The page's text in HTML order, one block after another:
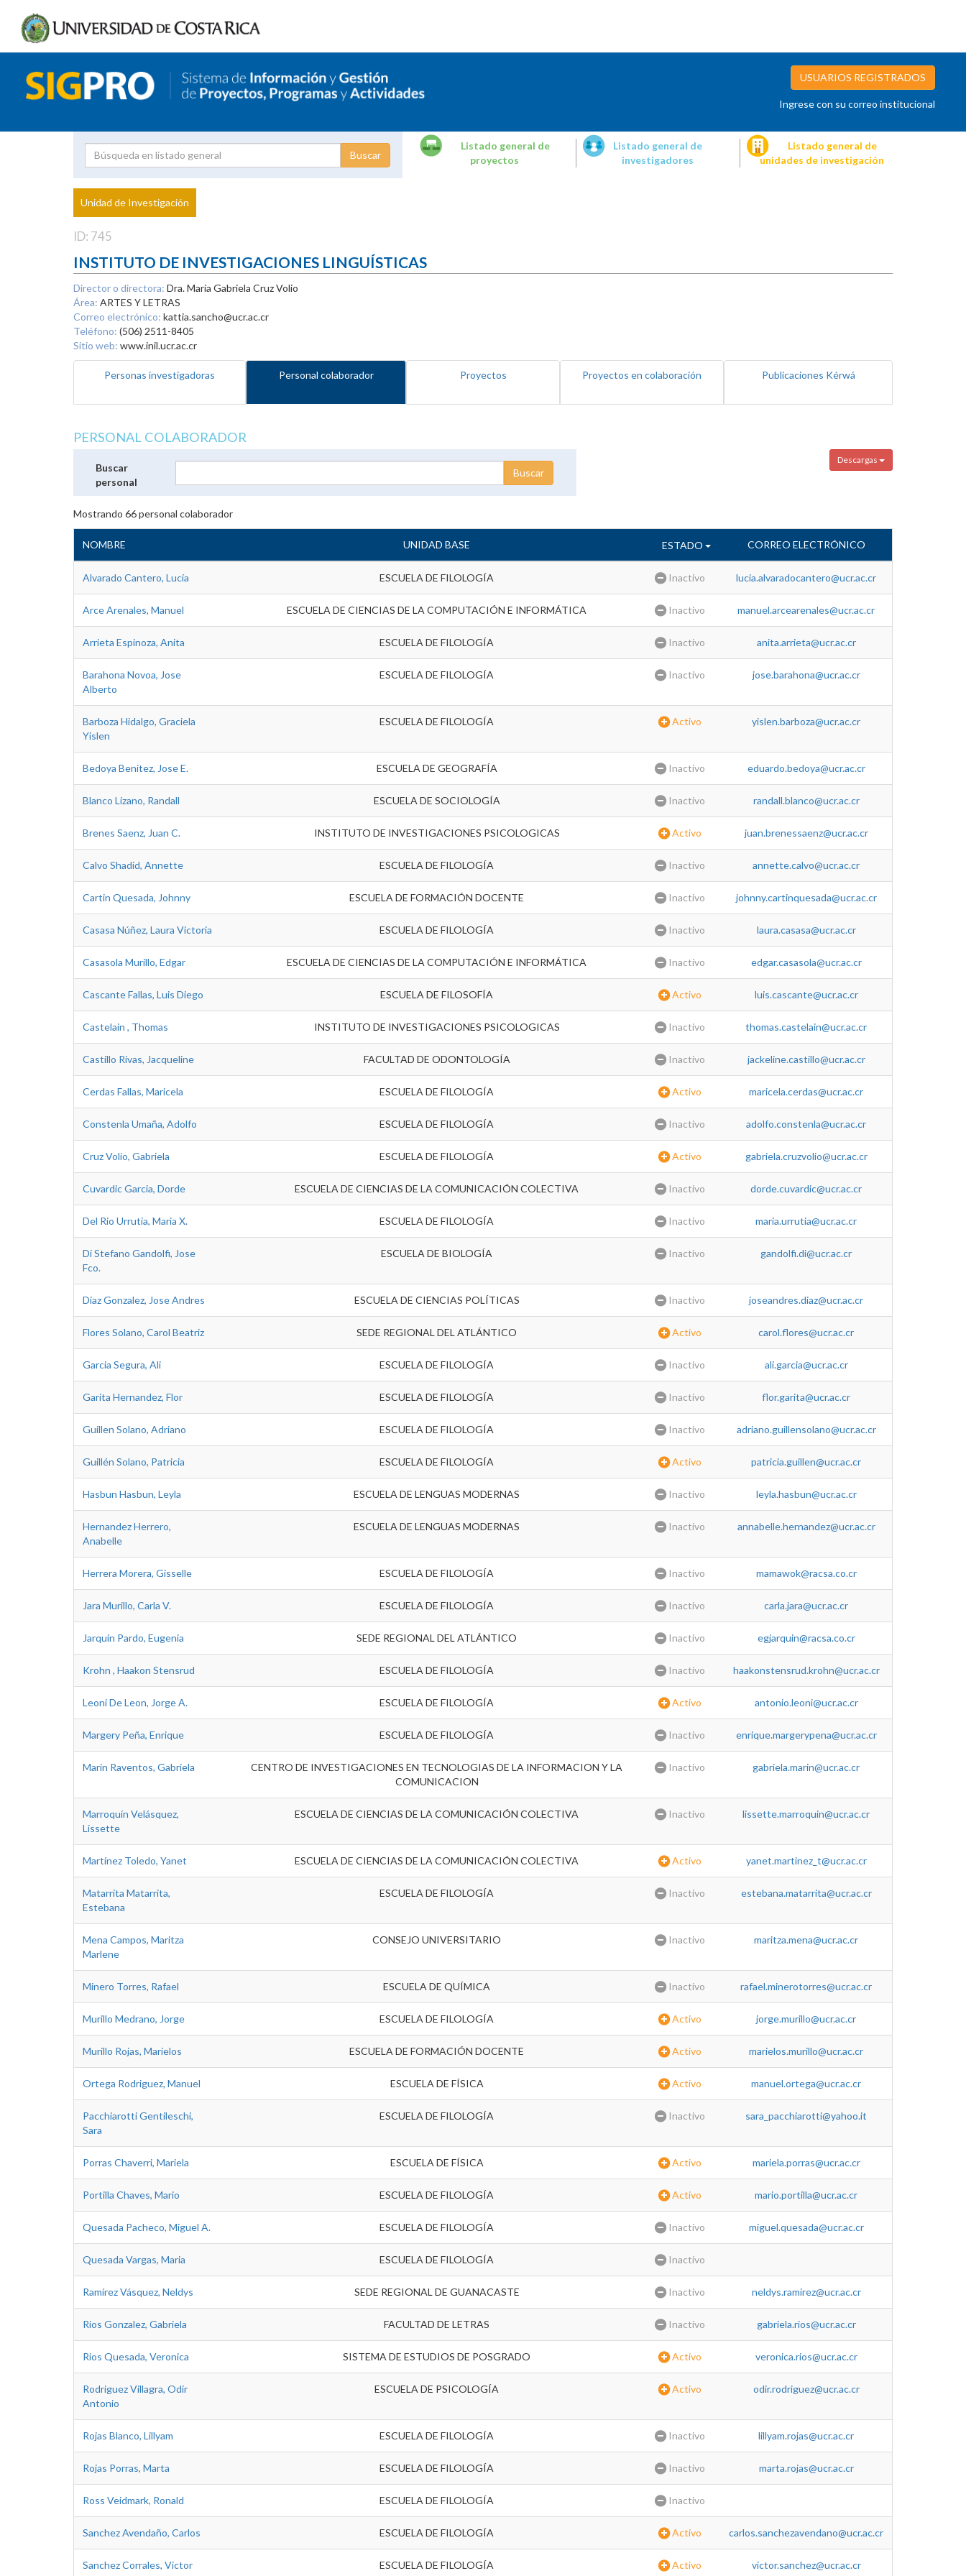
USUARIOS REGISTRADOS
Ingrese con su correo institucional
Proyecto
Investigador
Listado general de
proyectos
Listado general de
investigadores
Listado general de
unidades de investigación
Unidad de Investigación
ID: 745
INSTITUTO DE INVESTIGACIONES LINGUÍSTICAS
Director o directora: Dra. María Gabriela Cruz Volio
Área: ARTES Y LETRAS
Correo electrónico: kattia.sancho@ucr.ac.cr
Teléfono: (506) 2511-8405
Sitio web: www.inil.ucr.ac.cr
Personas investigadoras Personal colaborador Proyectos Proyectos en colaboración Publicaciones Kérwá
PERSONAL COLABORADOR
Descargas
Buscar
personal
Mostrando 66personal colaborador
NOMBRE UNIDAD BASE ESTADO CORREO ELECTRÓNICO
Alvarado Cantero, Lucía ESCUELA DE FILOLOGÍA Inactivo lucia.alvaradocantero@ucr.ac.cr
Arce Arenales, Manuel ESCUELA DE CIENCIAS DE LA COMPUTACIÓN E INFORMÁTICA Inactivo manuel.arcearenales@ucr.ac.cr
Arrieta Espinoza, Anita ESCUELA DE FILOLOGÍA Inactivo anita.arrieta@ucr.ac.cr
Barahona Novoa, Jose
Alberto
ESCUELA DE FILOLOGÍA Inactivo jose.barahona@ucr.ac.cr
Barboza Hidalgo, Graciela
Yislen
ESCUELA DE FILOLOGÍA Activo yislen.barboza@ucr.ac.cr
Bedoya Benitez, Jose E. ESCUELA DE GEOGRAFÍA Inactivo eduardo.bedoya@ucr.ac.cr
Blanco Lizano, Randall ESCUELA DE SOCIOLOGÍA Inactivo randall.blanco@ucr.ac.cr
Brenes Saenz, Juan C. INSTITUTO DE INVESTIGACIONES PSICOLOGICAS Activo juan.brenessaenz@ucr.ac.cr
Calvo Shadid, Annette ESCUELA DE FILOLOGÍA Inactivo annette.calvo@ucr.ac.cr
Cartin Quesada, Johnny ESCUELA DE FORMACIÓN DOCENTE Inactivo johnny.cartinquesada@ucr.ac.cr
Casasa Núñez, Laura Victoria ESCUELA DE FILOLOGÍA Inactivo laura.casasa@ucr.ac.cr
Casasola Murillo, Edgar ESCUELA DE CIENCIAS DE LA COMPUTACIÓN E INFORMÁTICA Inactivo edgar.casasola@ucr.ac.cr
Cascante Fallas, Luis Diego ESCUELA DE FILOSOFÍA Activo luis.cascante@ucr.ac.cr
Castelain , Thomas INSTITUTO DE INVESTIGACIONES PSICOLOGICAS Inactivo thomas.castelain@ucr.ac.cr
Castillo Rivas, Jacqueline FACULTAD DE ODONTOLOGÍA Inactivo jackeline.castillo@ucr.ac.cr
Cerdas Fallas, Maricela ESCUELA DE FILOLOGÍA Activo maricela.cerdas@ucr.ac.cr
Constenla Umaña, Adolfo ESCUELA DE FILOLOGÍA Inactivo adolfo.constenla@ucr.ac.cr
Cruz Volio, Gabriela ESCUELA DE FILOLOGÍA Activo gabriela.cruzvolio@ucr.ac.cr
Cuvardic Garcia, Dorde ESCUELA DE CIENCIAS DE LA COMUNICACIÓN COLECTIVA Inactivo dorde.cuvardic@ucr.ac.cr
Del Rio Urrutia, Maria X. ESCUELA DE FILOLOGÍA Inactivo maria.urrutia@ucr.ac.cr
Di Stefano Gandolfi, Jose
Fco.
ESCUELA DE BIOLOGÍA Inactivo gandolfi.di@ucr.ac.cr
Diaz Gonzalez, Jose Andres ESCUELA DE CIENCIAS POLÍTICAS Inactivo joseandres.diaz@ucr.ac.cr
Flores Solano, Carol Beatriz SEDE REGIONAL DEL ATLÁNTICO Activo carol.flores@ucr.ac.cr
Garcia Segura, Ali ESCUELA DE FILOLOGÍA Inactivo ali.garcia@ucr.ac.cr
Garita Hernandez, Flor ESCUELA DE FILOLOGÍA Inactivo flor.garita@ucr.ac.cr
Guillen Solano, Adriano ESCUELA DE FILOLOGÍA Inactivo adriano.guillensolano@ucr.ac.cr
Guillén Solano, Patricia ESCUELA DE FILOLOGÍA Activo patricia.guillen@ucr.ac.cr
Hasbun Hasbun, Leyla ESCUELA DE LENGUAS MODERNAS Inactivo leyla.hasbun@ucr.ac.cr
Hernandez Herrero,
Anabelle
ESCUELA DE LENGUAS MODERNAS Inactivo annabelle.hernandez@ucr.ac.cr
Herrera Morera, Gisselle ESCUELA DE FILOLOGÍA Inactivo mamawok@racsa.co.cr
Jara Murillo, Carla V. ESCUELA DE FILOLOGÍA Inactivo carla.jara@ucr.ac.cr
Jarquin Pardo, Eugenia SEDE REGIONAL DEL ATLÁNTICO Inactivo egjarquin@racsa.co.cr
Krohn , Haakon Stensrud ESCUELA DE FILOLOGÍA Inactivo haakonstensrud.krohn@ucr.ac.cr
Leoni De Leon, Jorge A. ESCUELA DE FILOLOGÍA Activo antonio.leoni@ucr.ac.cr
Margery Peña, Enrique ESCUELA DE FILOLOGÍA Inactivo enrique.margerypena@ucr.ac.cr
Marin Raventos, Gabriela
CENTRO DE INVESTIGACIONES EN TECNOLOGIAS DE LA INFORMACION Y LA
COMUNICACION
Inactivo gabriela.marin@ucr.ac.cr
Marroquín Velásquez,
Lissette
ESCUELA DE CIENCIAS DE LA COMUNICACIÓN COLECTIVA Inactivo lissette.marroquin@ucr.ac.cr
Martínez Toledo, Yanet ESCUELA DE CIENCIAS DE LA COMUNICACIÓN COLECTIVA Activo yanet.martinez_t@ucr.ac.cr
Matarrita Matarrita,
Estebana
ESCUELA DE FILOLOGÍA Inactivo estebana.matarrita@ucr.ac.cr
Mena Campos, Maritza
Marlene
CONSEJO UNIVERSITARIO Inactivo maritza.mena@ucr.ac.cr
Minero Torres, Rafael ESCUELA DE QUÍMICA Inactivo rafael.minerotorres@ucr.ac.cr
Murillo Medrano, Jorge ESCUELA DE FILOLOGÍA Activo jorge.murillo@ucr.ac.cr
Murillo Rojas, Marielos ESCUELA DE FORMACIÓN DOCENTE Activo marielos.murillo@ucr.ac.cr
Ortega Rodriguez, Manuel ESCUELA DE FÍSICA Activo manuel.ortega@ucr.ac.cr
Pacchiarotti Gentileschi,
Sara
ESCUELA DE FILOLOGÍA Inactivo sara_pacchiarotti@yahoo.it
Porras Chaverri, Mariela ESCUELA DE FÍSICA Activo mariela.porras@ucr.ac.cr
Portilla Chaves, Mario ESCUELA DE FILOLOGÍA Activo mario.portilla@ucr.ac.cr
Quesada Pacheco, Miguel A. ESCUELA DE FILOLOGÍA Inactivo miguel.quesada@ucr.ac.cr
Quesada Vargas, Maria ESCUELA DE FILOLOGÍA Inactivo
Ramírez Vásquez, Neldys SEDE REGIONAL DE GUANACASTE Inactivo neldys.ramirez@ucr.ac.cr
Rios Gonzalez, Gabriela FACULTAD DE LETRAS Inactivo gabriela.rios@ucr.ac.cr
Rios Quesada, Veronica SISTEMA DE ESTUDIOS DE POSGRADO Activo veronica.rios@ucr.ac.cr
Rodriguez Villagra, Odir
Antonio
ESCUELA DE PSICOLOGÍA Activo odir.rodriguez@ucr.ac.cr
Rojas Blanco, Lillyam ESCUELA DE FILOLOGÍA Inactivo lillyam.rojas@ucr.ac.cr
Rojas Porras, Marta ESCUELA DE FILOLOGÍA Inactivo marta.rojas@ucr.ac.cr
Ross Veidmark, Ronald ESCUELA DE FILOLOGÍA Inactivo
Sanchez Avendaño, Carlos ESCUELA DE FILOLOGÍA Activo carlos.sanchezavendano@ucr.ac.cr
Sanchez Corrales, Victor ESCUELA DE FILOLOGÍA Activo victor.sanchez@ucr.ac.cr